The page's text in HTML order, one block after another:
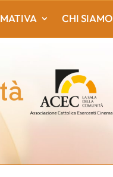
CHI SIAMO